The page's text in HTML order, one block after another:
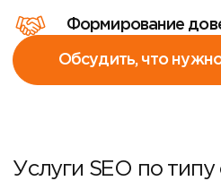
Формирование
Обсудить, что
Услуги SEO по типу